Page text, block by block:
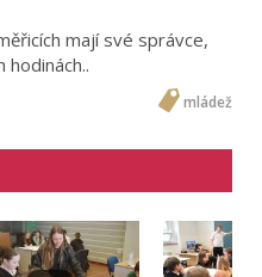
mají své správce,
mládež